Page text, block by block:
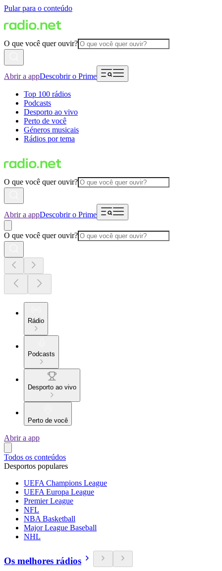
Pular para o conteúdo
O que você quer ouvir?
Abrir a appDescobrir o Prime
Top 100 rádios
Podcasts
Desporto ao vivo
Perto de você
Géneros musicais
Rádios por tema
O que você quer ouvir?
Abrir a appDescobrir o Prime
O que você quer ouvir?
Rádio
Podcasts
Desporto ao vivo
Perto de você
Abrir a app
Todos os conteúdos
Desportos populares
UEFA Champions League
UEFA Europa League
Premier League
NFL
NBA Basketball
Major League Baseball
NHL
Os melhores rádios